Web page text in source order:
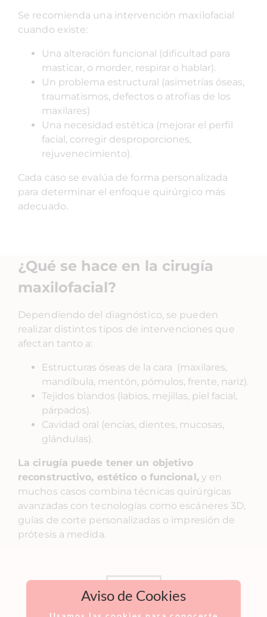
Se recomienda una intervención maxilofacial
cuando existe:
Una alteración funcional (dificultad para
masticar, o morder, respirar o hablar).
Un problema estructural (asimetrías óseas,
traumatismos, defectos o atrofias de los
maxilares)
Una necesidad estética (mejorar el perfil
facial, corregir desproporciones,
rejuvenecimiento).
Cada caso se evalúa de forma personalizada
para determinar el enfoque quirúrgico más
adecuado.
¿Qué se hace en la cirugía
maxilofacial?
Dependiendo del diagnóstico, se pueden
realizar distintos tipos de intervenciones que
afectan tanto a:
Estructuras óseas de la cara (maxilares,
mandíbula, mentón, pómulos, frente, nariz).
Tejidos blandos (labios, mejillas, piel facial,
párpados).
Cavidad oral (encías, dientes, mucosas,
glándulas).
La cirugía puede tener un objetivo
reconstructivo, estético o funcional,y en
muchos casos combina técnicas quirúrgicas
avanzadas con tecnologías como escáneres 3D,
guías de corte personalizadas o impresión de
prótesis a medida.
Aviso de Cookies